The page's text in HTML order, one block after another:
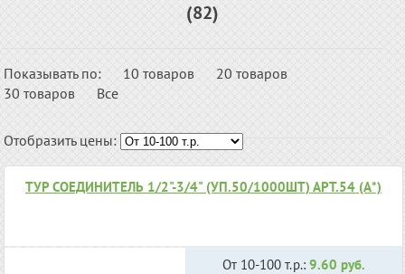
(82)
Показывать по: 10 товаров
20 товаров
30 товаров
Все
Отобразить цены:
ТУР СОЕДИНИТЕЛЬ 1/2"-3/4" (УП.50/1000ШТ) АРТ.54 (А*)
От 10-100 т.р.: 9.60 руб.